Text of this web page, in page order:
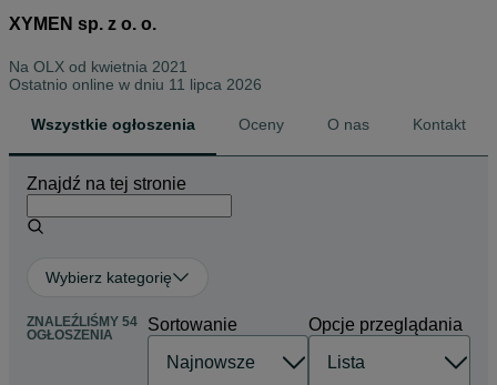
XYMEN sp. z o. o.
Na OLX od kwietnia 2021
Ostatnio online w dniu 11 lipca 2026
Wszystkie ogłoszenia Oceny O nas Kontakt
Znajdź na tej stronie
Wybierz kategorię
ZNALEŹLIŚMY 54
OGŁOSZENIA
Sortowanie Opcje przeglądania